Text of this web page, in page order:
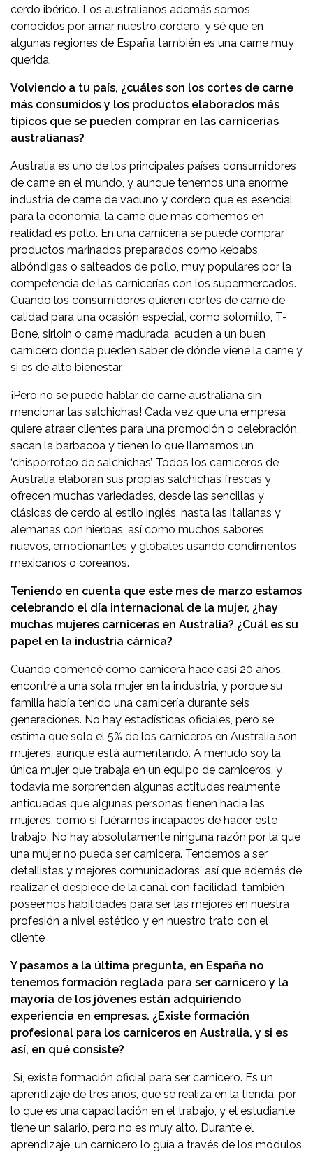
cerdo ibérico. Los australianos además somos
conocidos por amar nuestro cordero, y sé que en
algunas regiones de España también es una carne muy
querida.
Volviendo a tu país, ¿cuáles son los cortes de carne
más consumidos y los productos elaborados ​​más
típicos que se pueden comprar en las carnicerías
australianas?
Australia es uno de los principales países consumidores
de carne en el mundo, y aunque tenemos una enorme
industria de carne de vacuno y cordero que es esencial
para la economía, la carne que más comemos en
realidad es pollo. En una carnicería se puede comprar
productos marinados preparados como kebabs,
albóndigas o salteados de pollo, muy populares por la
competencia de las carnicerías con los supermercados.
Cuando los consumidores quieren cortes de carne de
calidad para una ocasión especial, como solomillo, T-
Bone, sirloin o carne madurada, acuden a un buen
carnicero donde pueden saber de dónde viene la carne y
si es de alto bienestar.
¡Pero no se puede hablar de carne australiana sin
mencionar las salchichas! Cada vez que una empresa
quiere atraer clientes para una promoción o celebración,
sacan la barbacoa y tienen lo que llamamos un
‘chisporroteo de salchichas’. Todos los carniceros de
Australia elaboran sus propias salchichas frescas y
ofrecen muchas variedades, desde las sencillas y
clásicas de cerdo al estilo inglés, hasta las italianas y
alemanas con hierbas, así como muchos sabores
nuevos, emocionantes y globales usando condimentos
mexicanos o coreanos.
Teniendo en cuenta que este mes de marzo estamos
celebrando el día internacional de la mujer, ¿hay
muchas mujeres carniceras en Australia? ¿Cuál es su
papel en la industria cárnica?
Cuando comencé como carnicera hace casi 20 años,
encontré a una sola mujer en la industria, y porque su
familia había tenido una carnicería durante seis
generaciones. No hay estadísticas oficiales, pero se
estima que solo el 5% de los carniceros en Australia son
mujeres, aunque está aumentando. A menudo soy la
única mujer que trabaja en un equipo de carniceros, y
todavía me sorprenden algunas actitudes realmente
anticuadas que algunas personas tienen hacia las
mujeres, como si fuéramos incapaces de hacer este
trabajo. No hay absolutamente ninguna razón por la que
una mujer no pueda ser carnicera. Tendemos a ser
detallistas y mejores comunicadoras, así que además de
realizar el despiece de la canal con facilidad, también
poseemos habilidades para ser las mejores en nuestra
profesión a nivel estético y en nuestro trato con el
cliente
Y pasamos a la última pregunta, en España no
tenemos formación reglada para ser carnicero y la
mayoría de los jóvenes están adquiriendo
experiencia en empresas. ¿Existe formación
profesional para los carniceros en Australia, y si es
así, en qué consiste?
Sí, existe formación oficial para ser carnicero. Es un
aprendizaje de tres años, que se realiza en la tienda, por
lo que es una capacitación en el trabajo, y el estudiante
tiene un salario, pero no es muy alto. Durante el
aprendizaje, un carnicero lo guía a través de los módulos